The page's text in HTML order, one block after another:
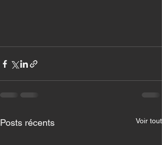
Posts récents Voir tout